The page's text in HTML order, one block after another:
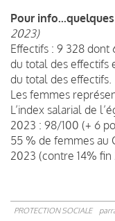
Pour
2023)
Effectifs : 9 328
du total des effectifs
du total des effectifs.
Les femmes
L’index salarial de
2023 : 98/100 (+ 6
55 % de femmes au
2023 (contre 14%
PROTECTION SOCIALE